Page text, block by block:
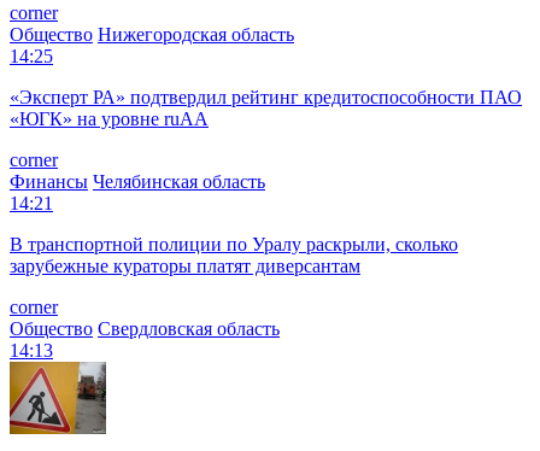
corner
Общество Нижегородская область
14:25
«Эксперт РА» подтвердил рейтинг кредитоспособности ПАО
«ЮГК» на уровне ruAА
corner
Финансы Челябинская область
14:21
В транспортной полиции по Уралу раскрыли, сколько
зарубежные кураторы платят диверсантам
corner
Общество Свердловская область
14:13